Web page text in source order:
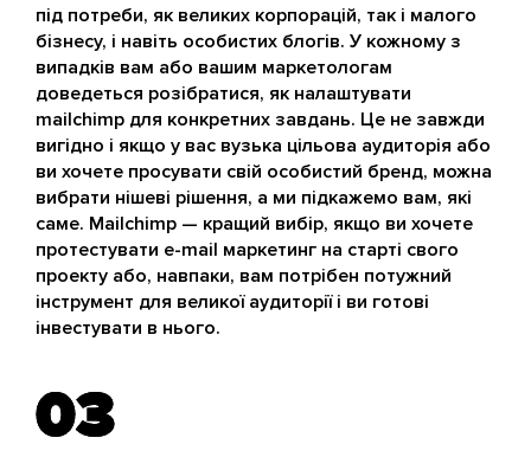
під потреби, як великих корпорацій, так і малого
бізнесу, і навіть особистих блогів. У кожному з
випадків вам або вашим маркетологам
доведеться розібратися, як налаштувати
mailchimp для конкретних завдань. Це не завжди
вигідно і якщо у вас вузька цільова аудиторія або
ви хочете просувати свій особистий бренд, можна
вибрати нішеві рішення, а ми підкажемо вам, які
саме. Mailchimp — кращий вибір, якщо ви хочете
протестувати e-mail маркетинг на старті свого
проекту або, навпаки, вам потрібен потужний
інструмент для великої аудиторії і ви готові
інвестувати в нього.
03
03